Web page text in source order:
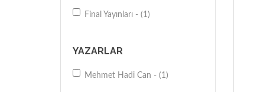
Final Yayınları - (1)
YAZARLAR
Mehmet Hadi Can - (1)